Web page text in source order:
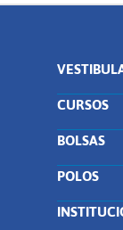
CURSOS
BOLSAS
POLOS